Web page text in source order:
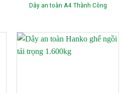
Dây an toàn A4 Thành Công